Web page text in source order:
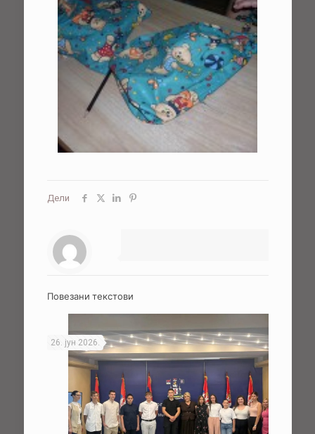
Дели
Повезани текстови
26. јун 2026.